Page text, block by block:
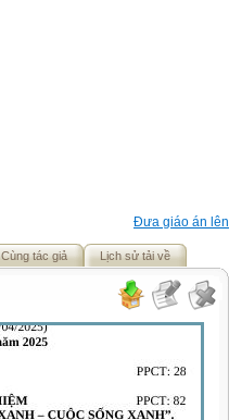
Đưa giáo án lên
Cùng tác giả Lịch sử tải về